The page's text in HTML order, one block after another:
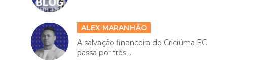
ALEX MARANHÃO
A salvação financeira do Criciúma EC
passa por três...